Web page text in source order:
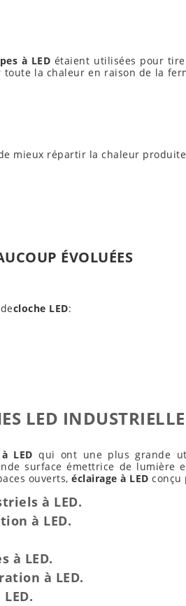
à LED étaient utilisées pour
toute la chaleur en raison de la
mieux répartir la chaleur produite
ÉVOLUÉES
cloche LED:
LED
LED qui ont une plus grande
surface émettrice de lumière
ouverts, éclairage à LED conçu
à LED.
à LED.
à LED.
à LED.